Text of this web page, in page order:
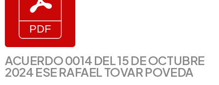
ACUERDO 0014 DEL 15 DE OCTUBRE
2024 ESE RAFAEL TOVAR POVEDA